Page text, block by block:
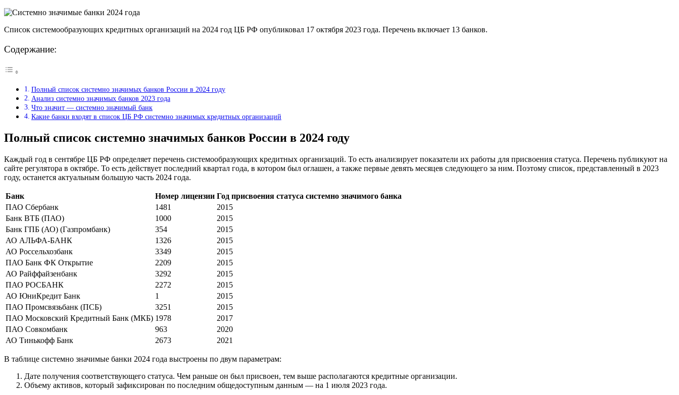
Список системообразующих кредитных организаций на 2024 год ЦБ РФ опубликовал 17 октября 2023 года. Перечень включает 13 банков.
Содержание:
Полный список системно значимых банков России в 2024 году
Анализ системно значимых банков 2023 года
Что значит — системно значимый банк
Какие банки входят в список ЦБ РФ системно значимых кредитных организаций
Полный список системно значимых банков России в 2024 году
Каждый год в сентябре ЦБ РФ определяет перечень системообразующих кредитных организаций. То есть анализирует показатели их работы для присвоения статуса. Перечень публикуют на
сайте регулятора в октябре. То есть действует последний квартал года, в котором был оглашен, а также первые девять месяцев следующего за ним. Поэтому список, представленный в 2023
году, останется актуальным большую часть 2024 года.
Банк Номер лицензии Год присвоения статуса системно значимого банка
ПАО Сбербанк
1481
2015
Банк ВТБ (ПАО)
1000
2015
Банк ГПБ (АО) (Газпромбанк)
354
2015
АО АЛЬФА-БАНК
1326
2015
АО Россельхозбанк
3349
2015
ПАО Банк ФК Открытие
2209
2015
АО Райффайзенбанк
3292
2015
ПАО РОСБАНК
2272
2015
АО ЮниКредит Банк
1
2015
ПАО Промсвязьбанк (ПСБ)
3251
2015
ПАО Московский Кредитный Банк (МКБ) 1978
2017
ПАО Совкомбанк
963
2020
АО Тинькофф Банк
2673 2021
В таблице системно значимые банки 2024 года выстроены по двум параметрам:
Дате получения соответствующего статуса. Чем раньше он был присвоен, тем выше располагаются кредитные организации.
Объему активов, который зафиксирован по последним общедоступным данным — на 1 июля 2023 года.